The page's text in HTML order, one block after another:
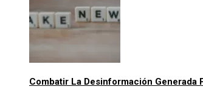
Combatir La Desinformación Generada